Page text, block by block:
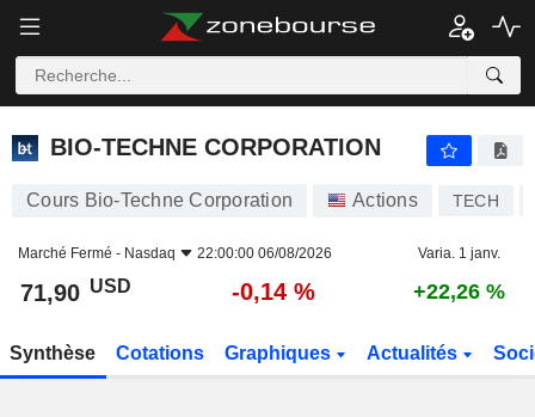
BIO-TECHNE CORPORATION
BIO-TECHNE CORPORATION
Cours Bio-Techne Corporation Actions TECH
Marché Fermé - Nasdaq 22:00:00 06/08/2026 Varia. 1 janv.
71,90 USD -0,14 % +22,26 %
Synthèse Cotations Graphiques Actualités